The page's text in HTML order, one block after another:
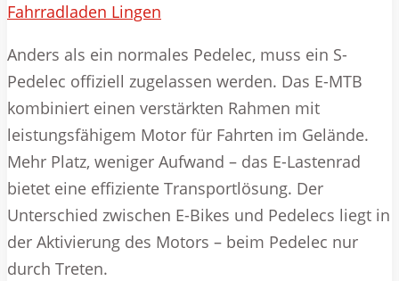
Fahrradladen Lingen
Anders als ein normales Pedelec, muss ein S-
Pedelec offiziell zugelassen werden. Das E-MTB
kombiniert einen verstärkten Rahmen mit
leistungsfähigem Motor für Fahrten im Gelände.
Mehr Platz, weniger Aufwand – das E-Lastenrad
bietet eine effiziente Transportlösung. Der
Unterschied zwischen E-Bikes und Pedelecs liegt in
der Aktivierung des Motors – beim Pedelec nur
durch Treten.